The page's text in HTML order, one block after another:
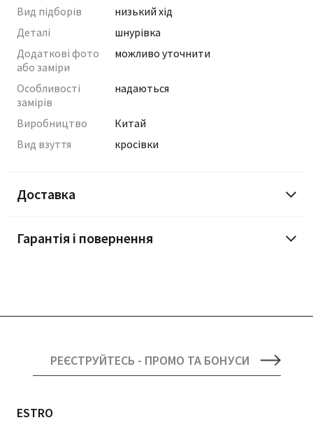
Вид підборів
низький хід
Деталі
шнурівка
Додаткові фото
або заміри
можливо уточнити
Особливості
замірів
надаються
Виробництво
Китай
Вид взуття
кросівки
Доставка
Гарантія і повернення
РЕЄСТРУЙТЕСЬ - ПРОМО ТА БОНУСИ
ESTRO